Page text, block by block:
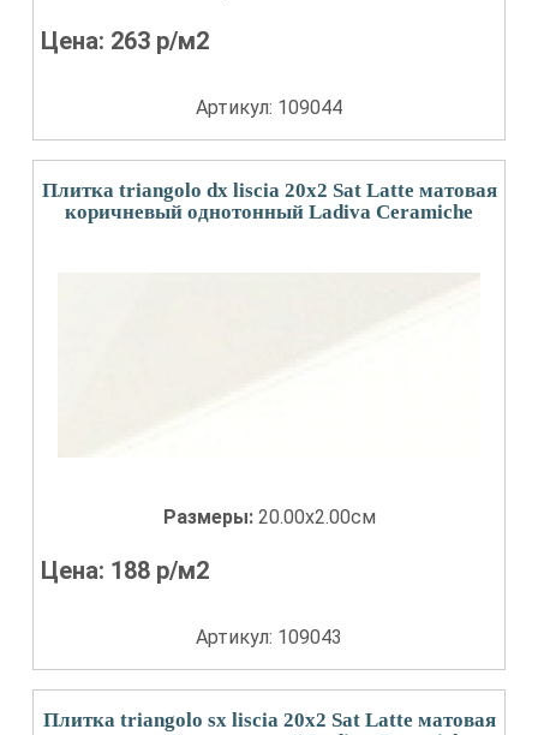
Цена: 263 р/м2
Артикул: 109044
Плитка triangolo dx liscia 20x2 Sat Latte матовая
коричневый однотонный Ladiva Сeramiche
Размеры: 20.00x2.00см
Цена: 188 р/м2
Артикул: 109043
Плитка triangolo sx liscia 20x2 Sat Latte матовая